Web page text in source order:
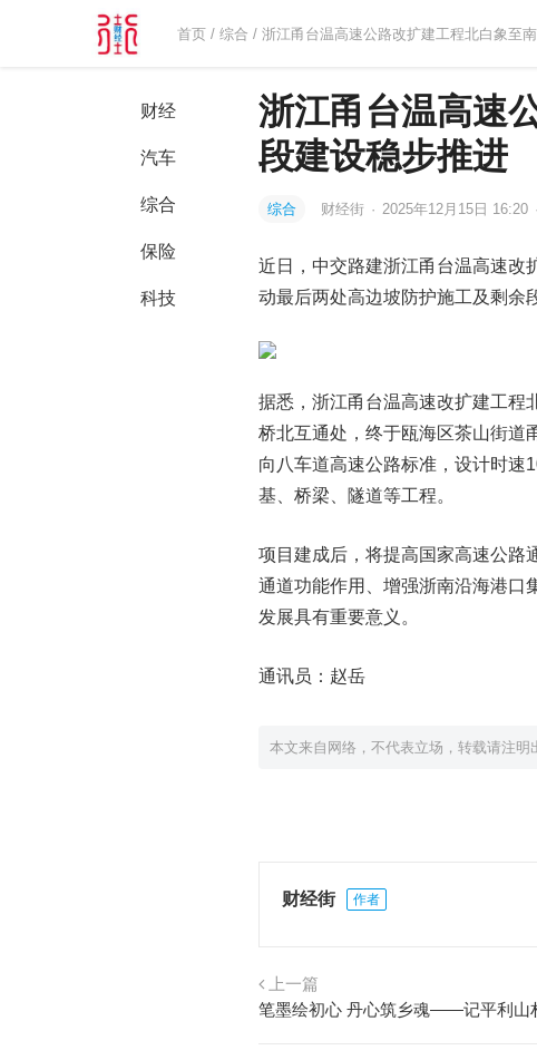
首页 /综合 / 浙江甬台温高速公路改扩建工程北白象至
财经
汽车
综合
保险
科技
浙江甬台温高速
段建设稳步推进
综合 财经街 · 2025年12月15日 16:20 ·
近日，中交路建浙江甬台温高速改
动最后两处高边坡防护施工及剩余
据悉，浙江甬台温高速改扩建工程
桥北互通处，终于瓯海区茶山街道
向八车道高速公路标准，设计时速
基、桥梁、隧道等工程。
项目建成后，将提高国家高速公路
通道功能作用、增强浙南沿海港口
发展具有重要意义。
通讯员：赵岳
本文来自网络，不代表立场，转载请注明
财经街 作者
上一篇
笔墨绘初心 丹心筑乡魂——记平利山